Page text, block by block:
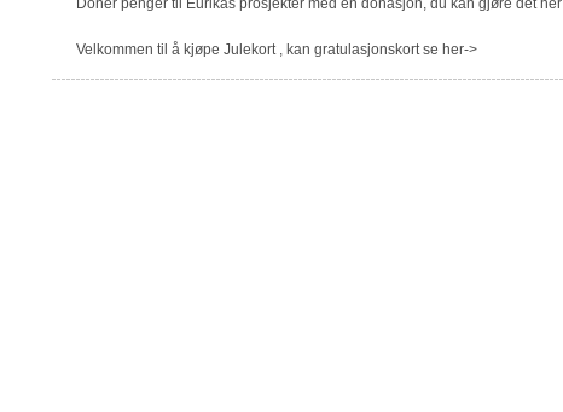
Doner penger til Eurikas prosjekter med en donasjon, du kan gjøre det her
Velkommen til å kjøpe Julekort , kan gratulasjonskort se her->